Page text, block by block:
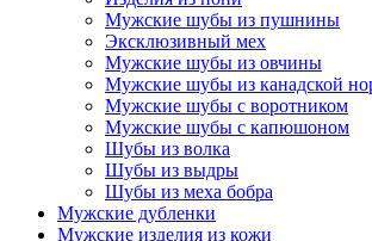
Мужские шубы из пушнины
Эксклюзивный мех
Мужские шубы из овчины
Мужские шубы из канадской
Мужские шубы с воротником
Мужские шубы с капюшоном
Шубы из волка
Шубы из выдры
Шубы из меха бобра
Мужские дубленки
Мужские изделия из кожи